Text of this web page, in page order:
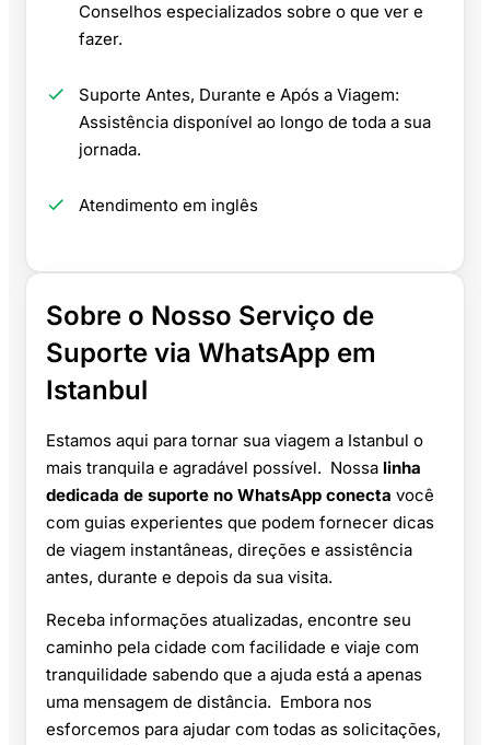
Conselhos especializados sobre o que ver e
fazer.
Suporte Antes, Durante e Após a Viagem:
Assistência disponível ao longo de toda a sua
jornada.
Atendimento em inglês
Sobre o Nosso Serviço de
Suporte via WhatsApp em
Istanbul
Estamos aqui para tornar sua viagem a Istanbul o
mais tranquila e agradável possível. Nossa linha
dedicada de suporte no WhatsApp conecta você
com guias experientes que podem fornecer dicas
de viagem instantâneas, direções e assistência
antes, durante e depois da sua visita.
Receba informações atualizadas, encontre seu
caminho pela cidade com facilidade e viaje com
tranquilidade sabendo que a ajuda está a apenas
uma mensagem de distância. Embora nos
esforcemos para ajudar com todas as solicitações,